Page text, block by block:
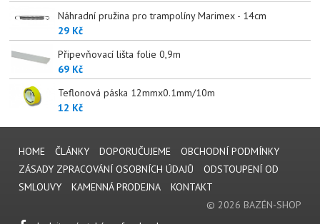
Náhradní pružina pro trampolíny Marimex - 14cm
29 Kč
Připevňovací lišta folie 0,9m
69 Kč
Teflonová páska 12mmx0.1mm/10m
12 Kč
HOME ČLÁNKY DOPORUČUJEME
OBCHODNÍ PODMÍNKY
ZÁSADY ZPRACOVÁNÍ OSOBNÍCH ÚDAJŮ
ODSTOUPENÍ OD
SMLOUVY
KAMENNÁ PRODEJNA
KONTAKT
© 2026 BAZÉN-SHOP